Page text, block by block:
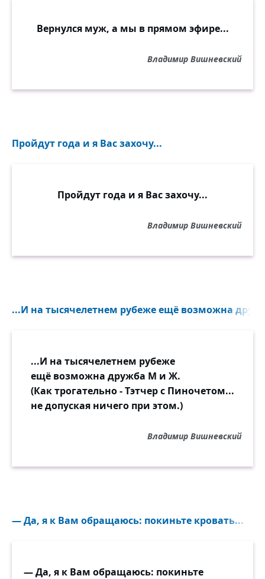
Вернулся муж, а мы в прямом эфире...
Владимир Вишневский
Пройдут года и я Вас захочу...
Пройдут года и я Вас захочу...
Владимир Вишневский
...И на тысячелетнем рубеже ещё возможна
...И на тысячелетнем рубеже
ещё возможна дружба М и Ж.
(Как трогательно - Тэтчер с Пиночетом...
не допуская ничего при этом.)
Владимир Вишневский
— Да, я к Вам обращаюсь: покиньте кровать...
— Да, я к Вам обращаюсь: покиньте